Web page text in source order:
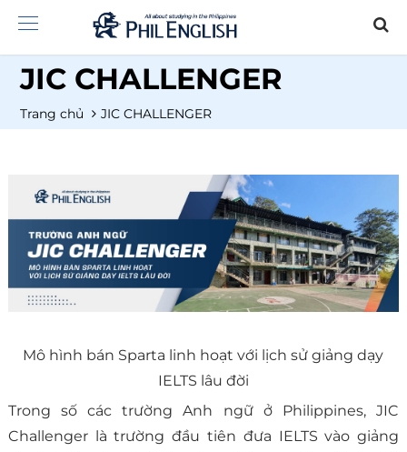
JIC CHALLENGER
Trang chủ JIC CHALLENGER
Mô hình bán Sparta linh hoạt với lịch sử giảng dạy
IELTS lâu đời
Trong số các trường Anh ngữ ở Philippines, JIC
Challenger là trường đầu tiên đưa IELTS vào giảng